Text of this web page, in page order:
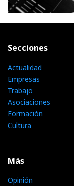
Secciones
Actualidad
Empresas
Trabajo
Asociaciones
Formación
Cultura
Más
Opinión